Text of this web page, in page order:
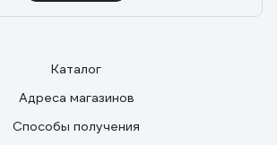
Каталог
Адреса магазинов
Способы получения